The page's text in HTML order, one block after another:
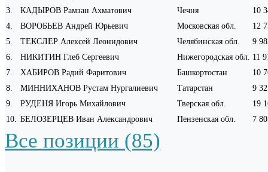
3
КАДЫРОВ Рамзан Ахматович Чечня
10
4
ВОРОБЬЕВ Андрей Юрьевич Московская обл.
12
5
ТЕКСЛЕР Алексей Леонидович Челябинская обл.
9
6
НИКИТИН Глеб Сергеевич Нижегородская обл. 11
7
ХАБИРОВ Радий Фаритович Башкортостан
10
8
МИННИХАНОВ Рустам Нургалиевич Татарстан
9
9
РУДЕНЯ Игорь Михайлович Тверская обл.
19
10
БЕЛОЗЕРЦЕВ Иван Александрович Пензенская обл. 7
Все позиции (85)